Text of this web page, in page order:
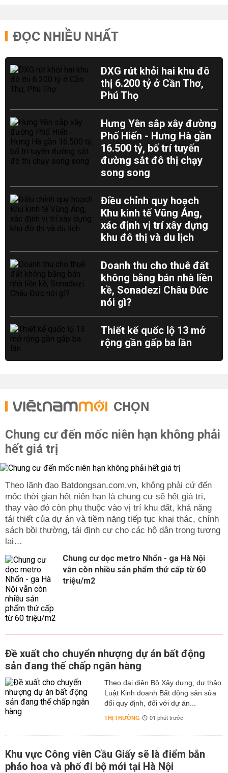
ĐỌC NHIỀU NHẤT
DXG rút khỏi hai khu đô
thị 6.200 tỷ ở Cần Thơ,
Phú Thọ
Hưng Yên sắp xây đường
Phố Hiến - Hưng Hà gần
16.500 tỷ, bố trí tuyến
đường sắt đô thị chạy
song song
Điều chỉnh quy hoạch
Khu kinh tế Vũng Áng,
xác định vị trí xây dựng
khu đô thị và du lịch
Doanh thu cho thuê đất
không bằng bán nhà liền
kề, Sonadezi Châu Đức
nói gì?
Thiết kế quốc lộ 13 mở
rộng gần gấp ba lần
CHỌN
Chung cư đến mốc niên hạn không phải
hết giá trị
Theo lãnh đạo Batdongsan.com.vn, không phải cứ đến
mốc thời gian hết niên hạn là chung cư sẽ hết giá trị,
thay vào đó còn phụ thuộc vào vị trí khu đất, khả năng
tái thiết của dự án và tiềm năng tiếp tục khai thác, chính
sách bồi thường, tái định cư cho các hộ dân trong tương
lai…
Chung cư dọc metro Nhổn - ga Hà Nội
vẫn còn nhiều sản phẩm thứ cấp từ 60
triệu/m2
Đề xuất cho chuyển nhượng dự án bất động
sản đang thế chấp ngân hàng
Theo đại diện Bộ Xây dựng, dự thảo
Luật Kinh doanh Bất động sản sửa
đổi quy định, đối với dự án...
THỊ TRƯỜNG 01 phút trước
Khu vực Công viên Cầu Giấy sẽ là điểm bắn
pháo hoa và phố đi bộ mới tại Hà Nội